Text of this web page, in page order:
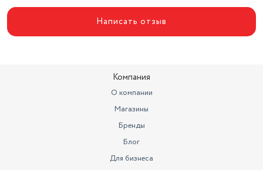
Написать отзыв
Компания
О компании
Магазины
Бренды
Блог
Для бизнеса